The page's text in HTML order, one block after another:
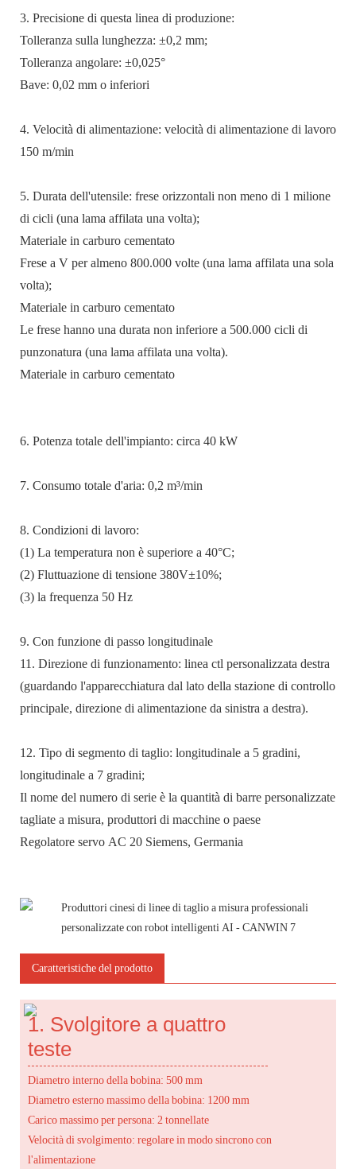
3. Precisione di questa linea di produzione:
Tolleranza sulla lunghezza: ±0,2 mm;
Tolleranza angolare: ±0,025°
Bave: 0,02 mm o inferiori
4. Velocità di alimentazione: velocità di alimentazione di lavoro
150 m/min
5. Durata dell'utensile: frese orizzontali non meno di 1 milione
di cicli (una lama affilata una volta);
Materiale in carburo cementato
Frese a V per almeno 800.000 volte (una lama affilata una sola
volta);
Materiale in carburo cementato
Le frese hanno una durata non inferiore a 500.000 cicli di
punzonatura (una lama affilata una volta).
Materiale in carburo cementato
6. Potenza totale dell'impianto: circa 40 kW
7. Consumo totale d'aria: 0,2 m³/min
8. Condizioni di lavoro:
(1) La temperatura non è superiore a 40°C;
(2) Fluttuazione di tensione 380V±10%;
(3) la frequenza 50 Hz
9. Con funzione di passo longitudinale
11. Direzione di funzionamento: linea ctl personalizzata destra
(guardando l'apparecchiatura dal lato della stazione di controllo
principale, direzione di alimentazione da sinistra a destra).
12. Tipo di segmento di taglio: longitudinale a 5 gradini,
longitudinale a 7 gradini;
Il nome del numero di serie è la quantità di barre personalizzate
tagliate a misura, produttori di macchine o paese
Regolatore servo AC 20 Siemens, Germania
Caratteristiche del prodotto
1. Svolgitore a quattro
teste
Diametro interno della bobina: 500 mm
Diametro esterno massimo della bobina: 1200 mm
Carico massimo per persona: 2 tonnellate
Velocità di svolgimento: regolare in modo sincrono con
l'alimentazione